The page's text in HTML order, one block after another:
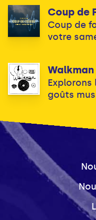
Coup de
Coup de
votre
Walkman
Explorons
goûts